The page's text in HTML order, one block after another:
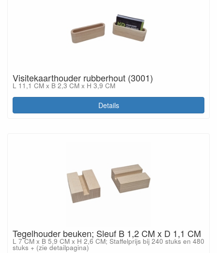
Visitekaarthouder rubberhout (3001)
L 11,1 CM x B 2,3 CM x H 3,9 CM
Details
Tegelhouder beuken; Sleuf B 1,2 CM x D 1,1 CM
L 7 CM x B 5,9 CM x H 2,6 CM; Staffelprijs bij 240 stuks en 480
stuks + (zie detailpagina)